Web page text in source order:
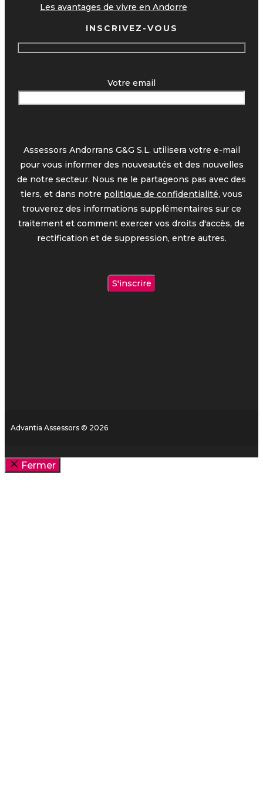
Les avantages de vivre en Andorre
INSCRIVEZ-VOUS
Votre email
Assessors Andorrans G&G S.L. utilisera votre e-mail
pour vous informer des nouveautés et des nouvelles
de notre secteur. Nous ne le partageons pas avec des
tiers, et dans notre politique de confidentialité, vous
trouverez des informations supplémentaires sur ce
traitement et comment exercer vos droits d'accès, de
rectification et de suppression, entre autres.
Advantia Assessors © 2026
Fermer